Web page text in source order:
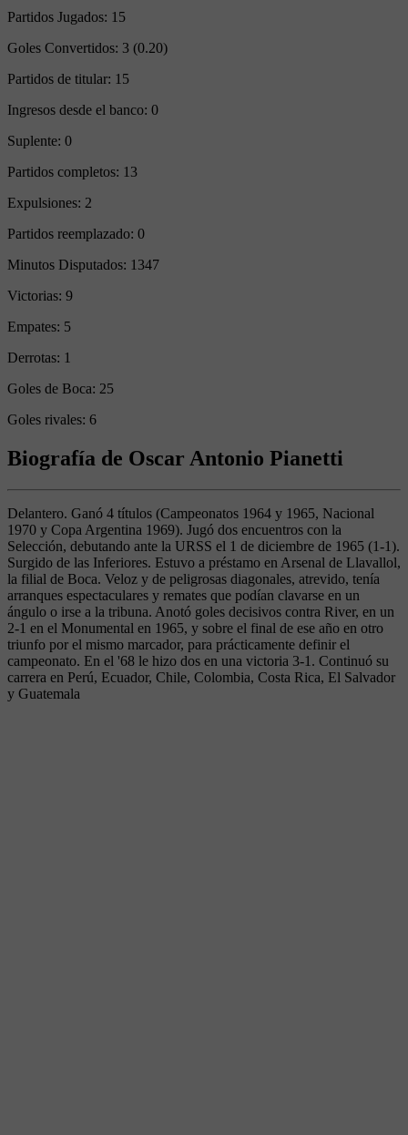
Partidos Jugados: 15
Goles Convertidos: 3 (0.20)
Partidos de titular: 15
Ingresos desde el banco: 0
Suplente: 0
Partidos completos: 13
Expulsiones: 2
Partidos reemplazado: 0
Minutos Disputados: 1347
Victorias: 9
Empates: 5
Derrotas: 1
Goles de Boca: 25
Goles rivales: 6
Biografía de Oscar Antonio Pianetti
Delantero. Ganó 4 títulos (Campeonatos 1964 y 1965, Nacional
1970 y Copa Argentina 1969). Jugó dos encuentros con la
Selección, debutando ante la URSS el 1 de diciembre de 1965 (1-1).
Surgido de las Inferiores. Estuvo a préstamo en Arsenal de Llavallol,
la filial de Boca. Veloz y de peligrosas diagonales, atrevido, tenía
arranques espectaculares y remates que podían clavarse en un
ángulo o irse a la tribuna. Anotó goles decisivos contra River, en un
2-1 en el Monumental en 1965, y sobre el final de ese año en otro
triunfo por el mismo marcador, para prácticamente definir el
campeonato. En el '68 le hizo dos en una victoria 3-1. Continuó su
carrera en Perú, Ecuador, Chile, Colombia, Costa Rica, El Salvador
y Guatemala